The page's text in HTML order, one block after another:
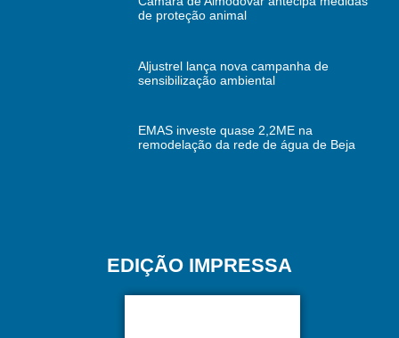
de proteção animal
Aljustrel lança nova campanha de
sensibilização ambiental
EMAS investe quase 2,2ME na
remodelação da rede de água de Beja
EDIÇÃO IMPRESSA